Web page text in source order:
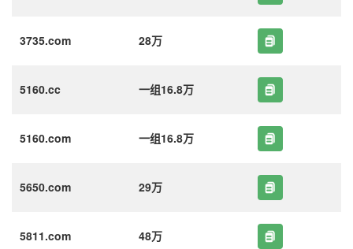
3735.com 28万
5160.cc 一组16.8万
5160.com 一组16.8万
5650.com 29万
5811.com 48万